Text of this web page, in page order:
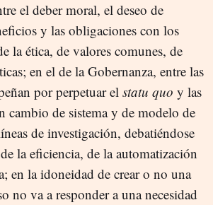
el deber moral, el deseo de
y las obligaciones con los
la ética, de valores comunes, de
en el de la Gobernanza, entre las
por perpetuar el statu quo y las
cambio de sistema y de modelo de
de investigación, debatiéndose
la eficiencia, de la automatización
en la idoneidad de crear o no una
no va a responder a una necesidad